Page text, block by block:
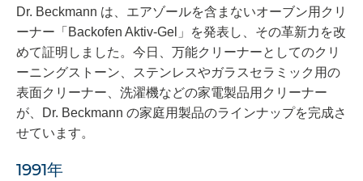
Dr. Beckmann は、エアゾールを含まないオーブン用クリ
ーナー「Backofen Aktiv-Gel」を発表し、その革新力を改
めて証明しました。今日、万能クリーナーとしてのクリ
ーニングストーン、ステンレスやガラスセラミック用の
表面クリーナー、洗濯機などの家電製品用クリーナー
が、Dr. Beckmann の家庭用製品のラインナップを完成さ
せています。
1991年